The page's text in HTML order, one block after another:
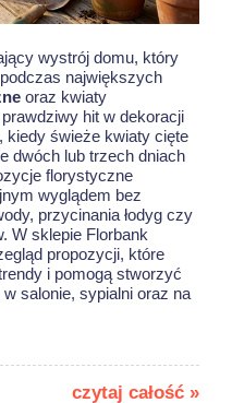
wystrój domu, który
największych
oraz kwiaty
hit w dekoracji
kiedy świeże kwiaty cięte
dwóch lub trzech dniach
florystyczne
wyglądem bez
przycinania łodyg czy
W sklepie Florbank
propozycji, które
i pomogą stworzyć
salonie, sypialni oraz na
czytaj całość »